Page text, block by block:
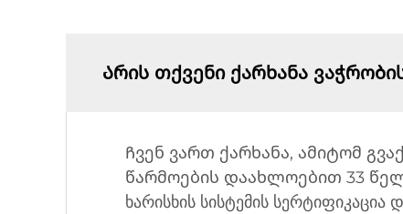
Არის თქვენი ქარხანა
Ჩვენ ვართ ქარხანა, ამიტომ
წარმოების დაახლოებით 33
ხარისხის სისტემის